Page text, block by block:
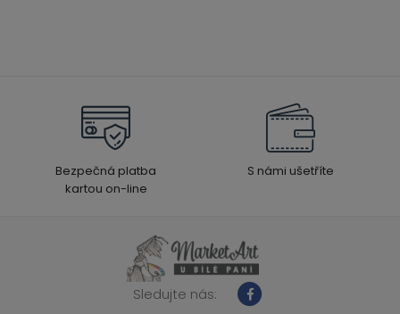
Bezpečná platba
kartou on-line
S námi ušetříte
Sledujte nás: